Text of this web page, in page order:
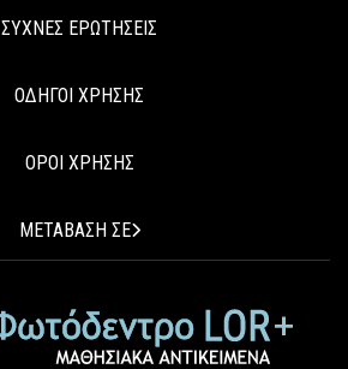
ΣΥΧΝΕΣ ΕΡΩΤΗΣΕΙΣ
ΟΔΗΓΟΙ ΧΡΗΣΗΣ
ΟΡΟΙ ΧΡΗΣΗΣ
ΜΕΤΑΒΑΣΗ ΣΕ